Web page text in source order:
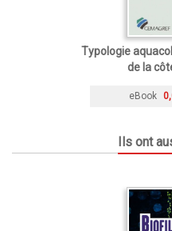
Typologie
de la
eBook
Ils ont